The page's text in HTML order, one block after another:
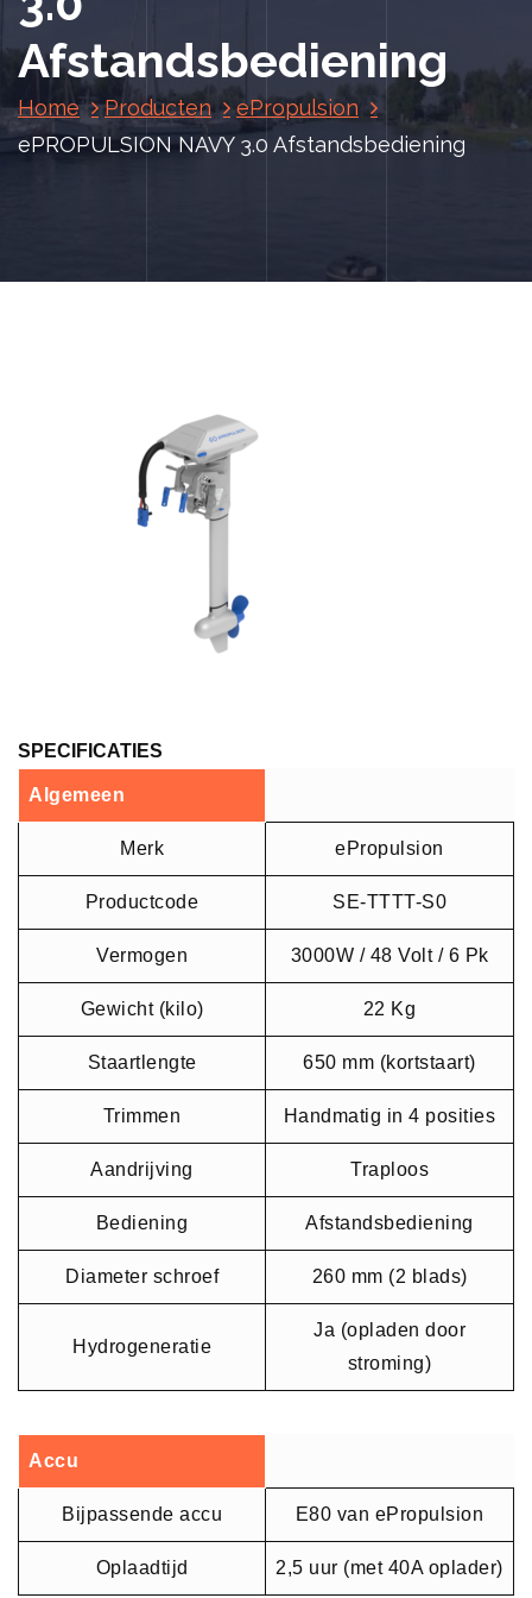
Afstandsbediening
Home Producten
ePropulsion
ePROPULSION NAVY 3.0 Afstandsbediening
SPECIFICATIES
Algemeen
Merk ePropulsion
Productcode SE-TTTT-S0
Vermogen 3000W / 48 Volt / 6 Pk
Gewicht (kilo) 22 Kg
Staartlengte 650 mm (kortstaart)
Trimmen Handmatig in 4 posities
Aandrijving Traploos
Bediening Afstandsbediening
Diameter schroef 260 mm (2 blads)
Hydrogeneratie
Ja (opladen door
stroming)
Accu
Bijpassende accu E80 van ePropulsion
Oplaadtijd 2,5 uur (met 40A oplader)